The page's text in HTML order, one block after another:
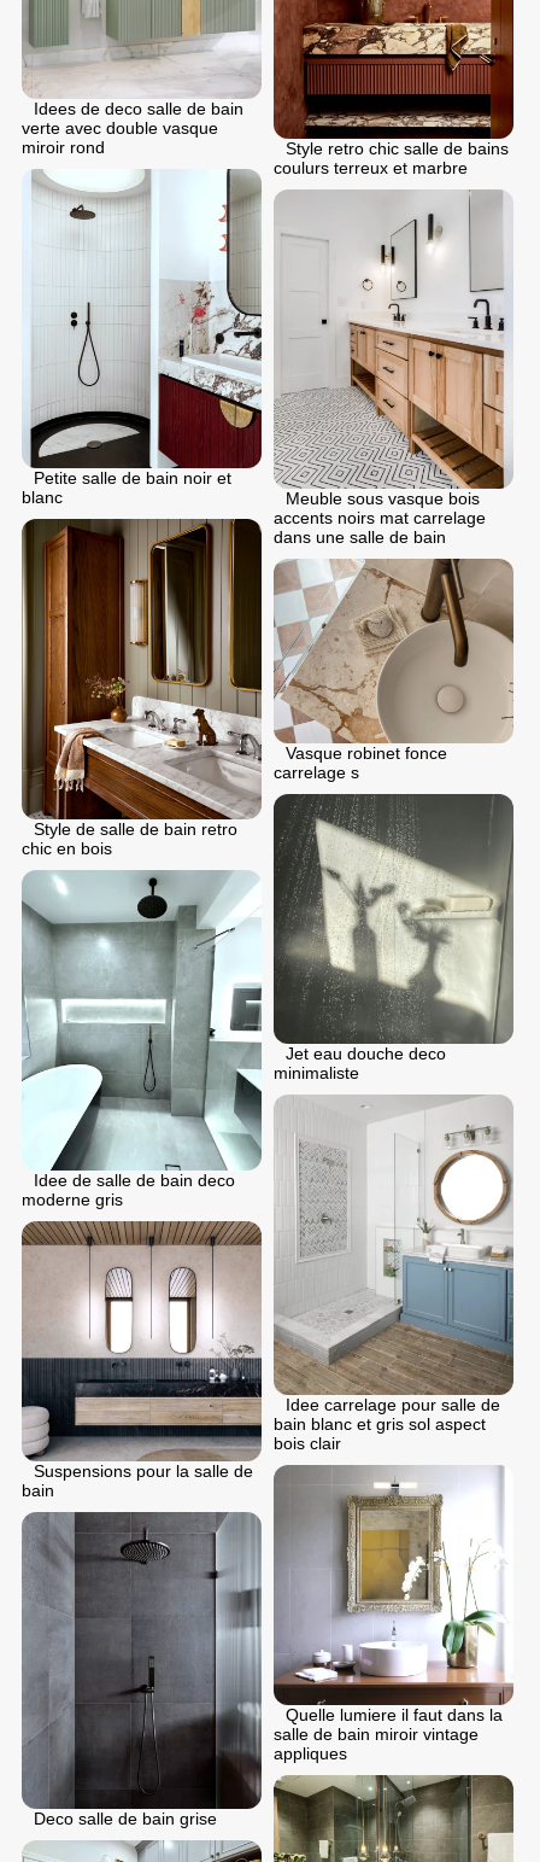
Idees de deco salle de bain
verte avec double vasque
miroir rond
Style retro chic salle de bains
coulurs terreux et marbre
Petite salle de bain noir et
blanc
Meuble sous vasque bois
accents noirs mat carrelage
dans une salle de bain
Style de salle de bain retro
chic en bois
Vasque robinet fonce
carrelage s
Jet eau douche deco
minimaliste
Idee de salle de bain deco
moderne gris
Idee carrelage pour salle de
bain blanc et gris sol aspect
bois clair
Suspensions pour la salle de
bain
Quelle lumiere il faut dans la
salle de bain miroir vintage
appliques
Deco salle de bain grise